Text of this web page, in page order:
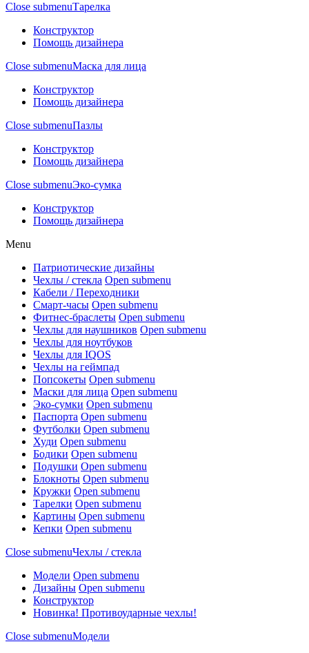
Close submenuТарелка
Конструктор
Помощь дизайнера
Close submenuМаска для лица
Конструктор
Помощь дизайнера
Close submenuПазлы
Конструктор
Помощь дизайнера
Close submenuЭко-сумка
Конструктор
Помощь дизайнера
Menu
Патриотические дизайны
Чехлы / стекла Open submenu
Кабели / Переходники
Смарт-часы Open submenu
Фитнес-браслеты Open submenu
Чехлы для наушников Open submenu
Чехлы для ноутбуков
Чехлы для IQOS
Чехлы на геймпад
Попсокеты Open submenu
Маски для лица Open submenu
Эко-сумки Open submenu
Паспорта Open submenu
Футболки Open submenu
Худи Open submenu
Бодики Open submenu
Подушки Open submenu
Блокноты Open submenu
Кружки Open submenu
Тарелки Open submenu
Картины Open submenu
Кепки Open submenu
Close submenuЧехлы / стекла
Модели Open submenu
Дизайны Open submenu
Конструктор
Новинка! Противоударные чехлы!
Close submenuМодели